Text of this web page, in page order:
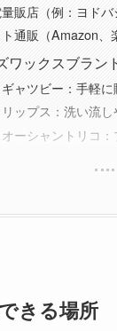
販店（例：ヨドバ
通販（Amazon、
ワックスブラン
ャツビー：手軽
ップス：洗い流
ーシャントリコ
きる場所